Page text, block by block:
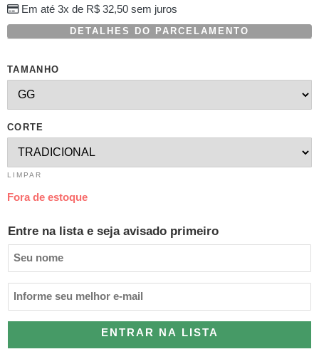
de
cliente
Em até 3x de R$32,50sem juros
DETALHES DO PARCELAMENTO
TAMANHO
CORTE
LIMPAR
Fora de estoque
Entre na lista e seja avisado primeiro
ENTRAR NA LISTA